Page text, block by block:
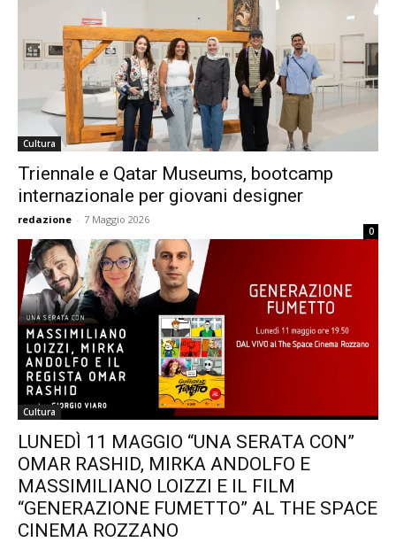
Cultura
Triennale e Qatar Museums, bootcamp
internazionale per giovani designer
redazione - 7 Maggio 2026
0
Cultura
LUNEDÌ 11 MAGGIO “UNA SERATA CON”
OMAR RASHID, MIRKA ANDOLFO E
MASSIMILIANO LOIZZI E IL FILM
“GENERAZIONE FUMETTO” AL THE SPACE
CINEMA ROZZANO